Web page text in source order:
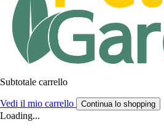
Subtotale carrello
Vedi il mio carrello Continua lo shopping
Loading...